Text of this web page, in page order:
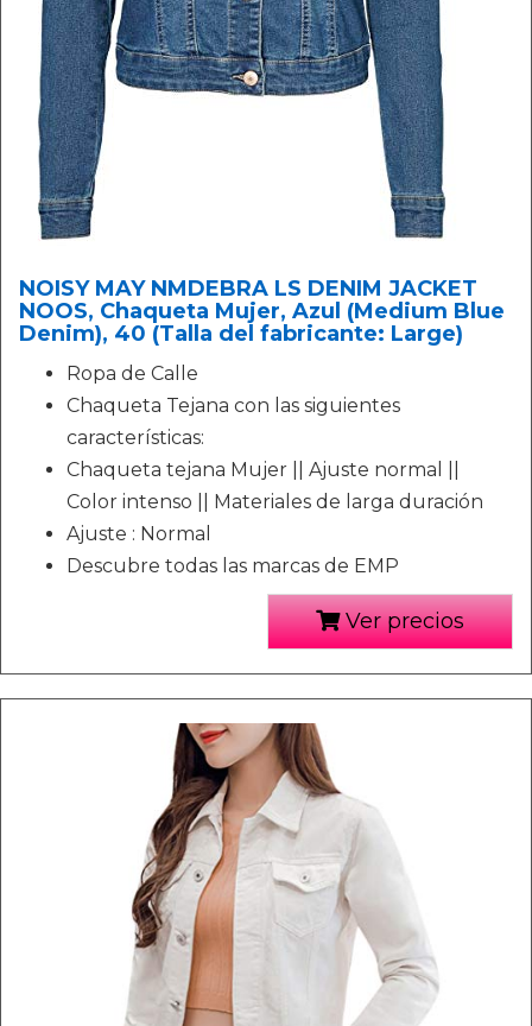
NOISY MAY NMDEBRA LS DENIM JACKET
NOOS, Chaqueta Mujer, Azul (Medium Blue
Denim), 40 (Talla del fabricante: Large)
Ropa de Calle
Chaqueta Tejana con las siguientes
características:
Chaqueta tejana Mujer || Ajuste normal ||
Color intenso || Materiales de larga duración
Ajuste : Normal
Descubre todas las marcas de EMP
Ver precios